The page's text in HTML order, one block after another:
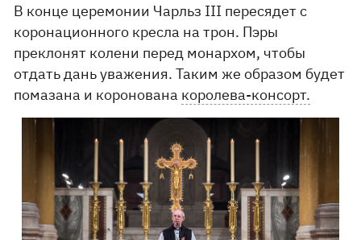
В конце церемонии Чарльз III пересядет с
коронационного кресла на трон. Пэры
преклонят колени перед монархом, чтобы
отдать дань уважения. Таким же образом будет
помазана и коронована королева-консорт.